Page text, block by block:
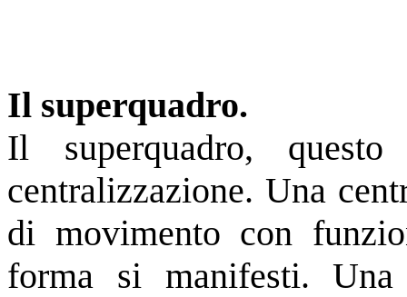
Il superquadro.
Il superquadro,
centralizzazione. Una
di movimento con
forma si manifesti.